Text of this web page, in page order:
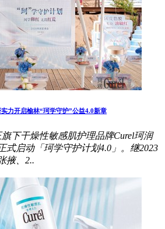
力开启榆林“珂学守护”公益4.0新章
下干燥性敏感肌护理品牌Curel珂润
式启动「珂学守护计划4.0」。继2023
掖、2..